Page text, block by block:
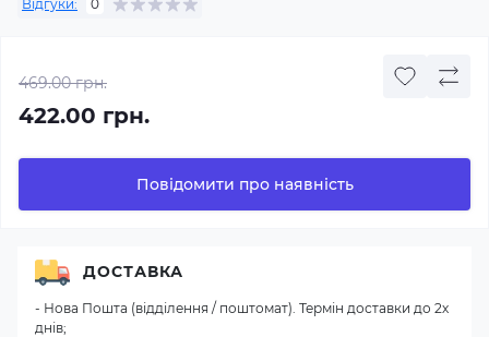
Відгуки: 0
469.00 грн.
422.00 грн.
Повідомити про наявність
ДОСТАВКА
- Нова Пошта (відділення / поштомат). Термін доставки до 2х
днів;